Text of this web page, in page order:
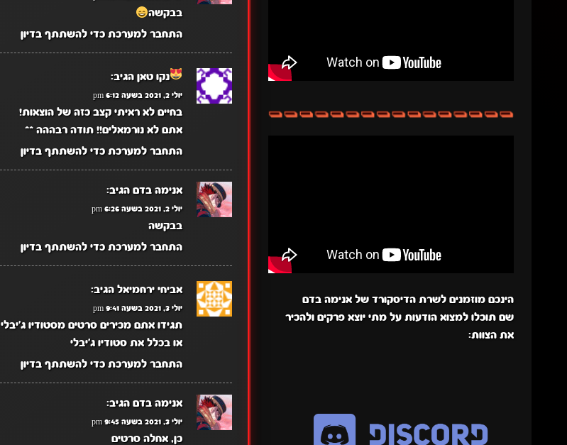
בבקשה
התחבר למערכת כדי להשתתף בדיון
נקו טאן הגיב:
יולי 2, 2021 בשעה 6:12 pm
בחיים לא ראיתי קצב כזה של הוצאות!
אתם לא נורמאלים!! תודה רבההה ^^
התחבר למערכת כדי להשתתף בדיון
אנימה בדם הגיב:
יולי 2, 2021 בשעה 6:26 pm
בבקשה
התחבר למערכת כדי להשתתף בדיון
אביחי ירחמיאל הגיב:
יולי 3, 2021 בשעה 9:41 pm
תגידו אתם מכירים סרטים מסטודיו ג'יבלי
או בכלל את סטודיו ג'יבלי
התחבר למערכת כדי להשתתף בדיון
אנימה בדם הגיב:
יולי 3, 2021 בשעה 9:45 pm
כן, אחלה סרטים
הינכם מוזמנים לשרת הדיסקורד של אנימה בדם
שם תוכלו למצוא הודעות על מתי יוצא פרקים ולהכיר
את הצוות: